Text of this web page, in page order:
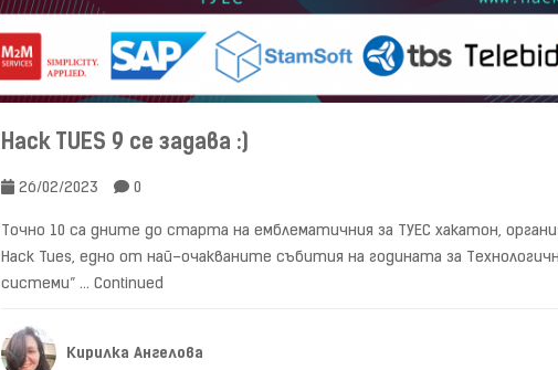
Hack TUES 9 се задава :)
26/02/2023 0
Точно 10 са дните до старта на емблематичния за ТУЕС хакатон,
Hack Tues, едно от най–очакваните събития на годината за
системи” … Continued
Кирилка Ангелова